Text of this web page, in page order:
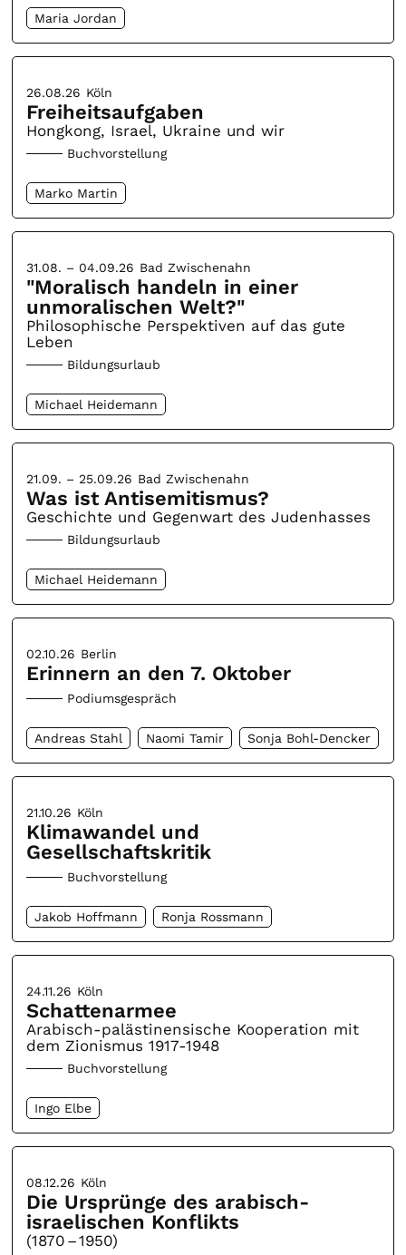
Maria Jordan
26.08.26 Köln
Freiheitsaufgaben
Hongkong, Israel, Ukraine und wir
Buchvorstellung
Marko Martin
31.08. – 04.09.26 Bad Zwischenahn
"Moralisch handeln in einer
unmoralischen Welt?"
Philosophische Perspektiven auf das gute
Leben
Bildungsurlaub
Michael Heidemann
21.09. – 25.09.26 Bad Zwischenahn
Was ist Antisemitismus?
Geschichte und Gegenwart des Judenhasses
Bildungsurlaub
Michael Heidemann
02.10.26 Berlin
Erinnern an den 7. Oktober
Podiumsgespräch
Andreas Stahl Naomi Tamir Sonja Bohl-Dencker
21.10.26 Köln
Klimawandel und
Gesellschaftskritik
Buchvorstellung
Jakob Hoffmann Ronja Rossmann
24.11.26 Köln
Schattenarmee
Arabisch-palästinensische Kooperation mit
dem Zionismus 1917-1948
Buchvorstellung
Ingo Elbe
08.12.26 Köln
Die Ursprünge des arabisch-
israelischen Konflikts
(1870 – 1950)